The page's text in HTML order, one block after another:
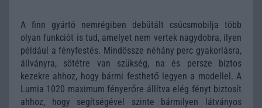
A finn gyártó nemrégiben debütált csúcsmobilja több
olyan funkciót is tud, amelyet nem vertek nagydobra, ilyen
például a fényfestés. Mindössze néhány perc gyakorlásra,
állványra, sötétre van szükség, na és persze biztos
kezekre ahhoz, hogy bármi festhető legyen a modellel. A
Lumia 1020 maximum fényerőre állítva elég fényt biztosít
ahhoz, hogy segítségével szinte bármilyen látványos